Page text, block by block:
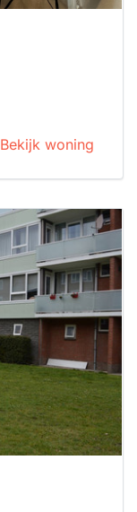
Bekijk woning